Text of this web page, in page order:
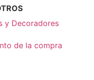
y Decoradores
de la compra